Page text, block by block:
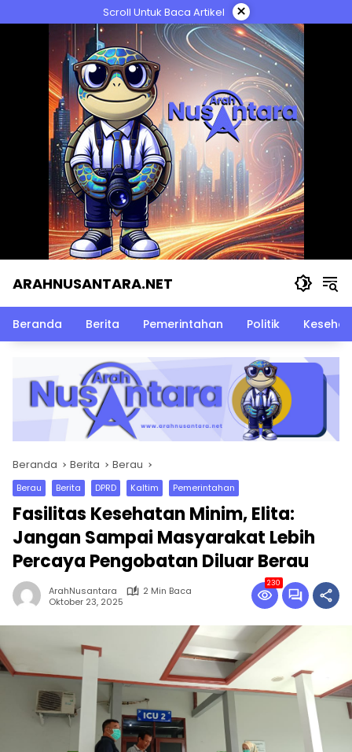
ke
Scroll Untuk Baca Artikel ×
ARAHNUSANTARA.NET
Beranda Berita Pemerintahan Politik
Beranda Berita Berau
Berau Berita DPRD Kaltim Pemerintahan
Fasilitas Kesehatan Minim, Elita:
Jangan Sampai Masyarakat Lebih
Percaya Pengobatan Diluar Berau
ArahNusantara
2 Min Baca
Oktober 23, 2025
230